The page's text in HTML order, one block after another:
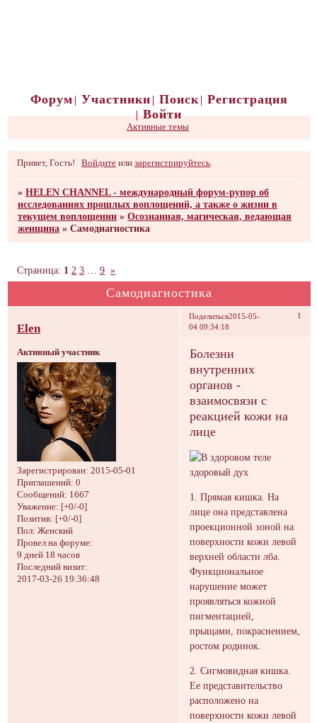
Форум Участники Поиск
Регистрация
Войти
Активные темы
Привет, Гость! Войдите илизарегистрируйтесь
»HELEN CHANNEL - международный форум-рупор об
исследованиях прошлых воплощений, а также о жизни в
текущем воплощении »Осознанная, магическая, ведающая
женщина »Самодиагностика
Самодиагностика
Страница: 1 2 3 9 »
Поделиться 1
2015-05-
04 09:34:18
Elen
Активный участник
Зарегистрирован: 2015-05-01
Приглашений: 0
Сообщений: 1667
Уважение: [+0/-0]
Позитив: [+0/-0]
Пол: Женский
Провел на форуме:
9 дней 18 часов
Последний визит:
2017-03-26 19:36:48
Болезни
внутренних
органов -
взаимосвязи с
реакцией кожи на
лице
1. Прямая кишка. На
лице она представлена
проекционной зоной на
поверхности кожи левой
верхней области лба.
Функциональное
нарушение может
проявляться кожной
пигментацией,
прыщами, покраснением,
ростом родинок.
2. Сигмовидная кишка.
Ее представительство
расположено на
поверхности кожи левой